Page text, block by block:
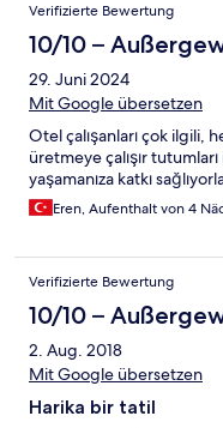
Verifizierte Bewertung
10/10 –
29. Juni 2024
Mit Google übersetzen
Otel çalışanları çok ilgili,
üretmeye çalışır
yaşamanıza katkı
Eren, Aufenthalt von 4
Verifizierte Bewertung
10/10 –
2. Aug. 2018
Mit Google übersetzen
Harika bir tatil